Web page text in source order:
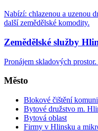
Nabízí: chlazenou a uzenou
další zemědělské komodity.
Zemědělské služby
Pronájem skladových
Město
Blokové čištění
Bytové družstvo m.
Bytová oblast
Firmy v Hlinsku a